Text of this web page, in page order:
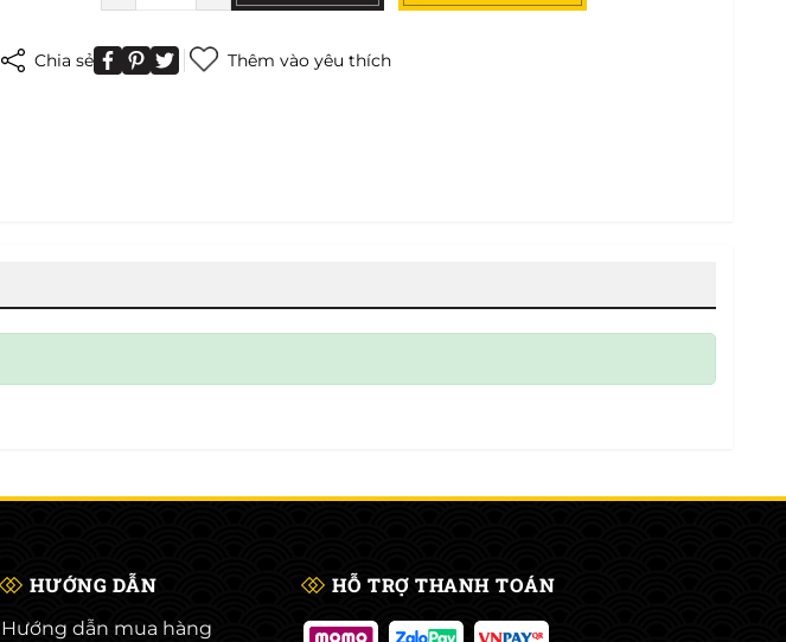
Chia sẻ Thêm vào yêu thích
HƯỚNG DẪN
Hướng dẫn mua hàng
HỖ TRỢ THANH TOÁN